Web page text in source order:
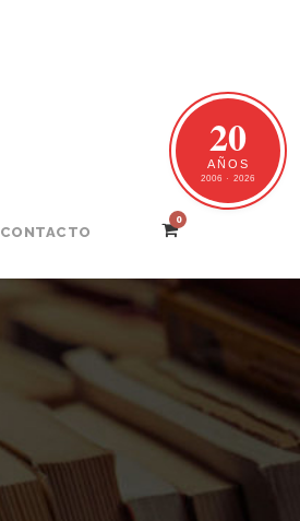
CONTACTO
0
20
AÑOS
2006 · 2026